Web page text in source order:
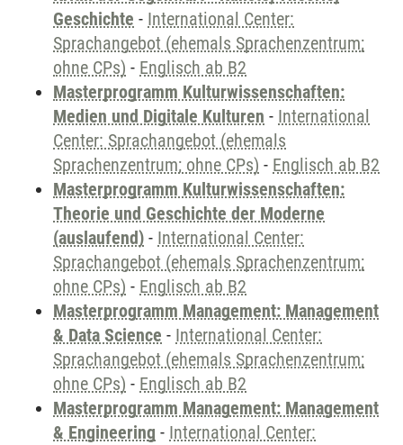
Geschichte - International Center:
Sprachangebot (ehemals Sprachenzentrum;
ohne CPs) - Englisch ab B2
Masterprogramm Kulturwissenschaften:
Medien und Digitale Kulturen - International
Center: Sprachangebot (ehemals
Sprachenzentrum; ohne CPs) - Englisch ab B2
Masterprogramm Kulturwissenschaften:
Theorie und Geschichte der Moderne
(auslaufend) - International Center:
Sprachangebot (ehemals Sprachenzentrum;
ohne CPs) - Englisch ab B2
Masterprogramm Management: Management
& Data Science - International Center:
Sprachangebot (ehemals Sprachenzentrum;
ohne CPs) - Englisch ab B2
Masterprogramm Management: Management
& Engineering - International Center: